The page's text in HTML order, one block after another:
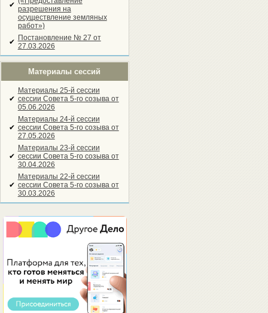
✔ разрешения на
осуществление земляных
работ»)
✔ Постановление № 27 от
27.03.2026
Материалы сессий
✔
Материалы 25-й сессии
сессии Совета 5-го созыва от
05.06.2026
✔
Материалы 24-й сессии
сессии Совета 5-го созыва от
27.05.2026
✔
Материалы 23-й сессии
сессии Совета 5-го созыва от
30.04.2026
✔
Материалы 22-й сессии
сессии Совета 5-го созыва от
30.03.2026